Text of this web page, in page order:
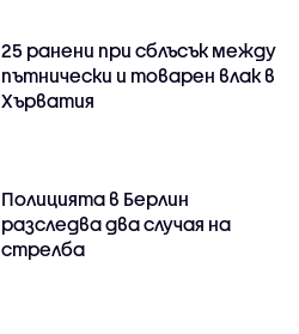
25 ранени при сблъсък между
пътнически и товарен влак в
Хърватия
Полицията в Берлин
разследва два случая на
стрелба